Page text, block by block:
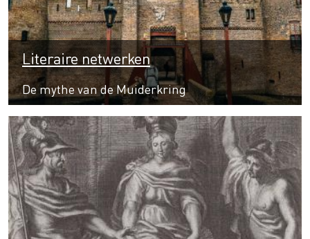
Literaire netwerken
De mythe van de Muiderkring